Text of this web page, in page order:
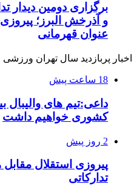
برگزاری دومین دیدار
و آذرخش البرز؛
عنوان قهرمانی
اخبار پربازدید سال تهران ورزشی
18 ساعت پیش
داعی:تیم های والیبال
کشوری خواهیم داشت
2 روز پیش
پیروزی استقلال
تدارکاتی